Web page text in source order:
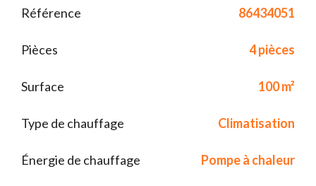
Référence 86434051
Pièces 4 pièces
Surface 100 m²
Type de chauffage Climatisation
Énergie de chauffage Pompe à chaleur